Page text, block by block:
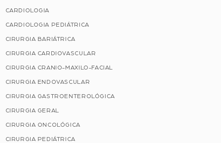
CARDIOLOGIA
CARDIOLOGIA PEDIÁTRICA
CIRURGIA BARIÁTRICA
CIRURGIA CARDIOVASCULAR
CIRURGIA CRANIO-MAXILO-FACIAL
CIRURGIA ENDOVASCULAR
CIRURGIA GASTROENTEROLÓGICA
CIRURGIA GERAL
CIRURGIA ONCOLÓGICA
CIRURGIA PEDIÁTRICA